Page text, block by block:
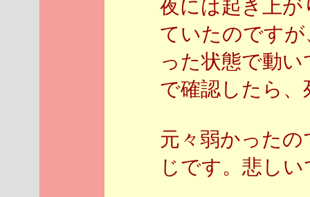
夜には起き上
ていたのです
った状態で動
で確認したら
元々弱かった
じです。悲しい